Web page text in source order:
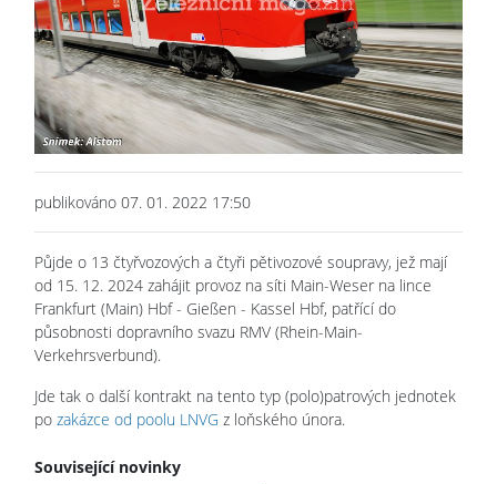
publikováno 07. 01. 2022 17:50
Půjde o 13 čtyřvozových a čtyři pětivozové soupravy, jež mají
od 15. 12. 2024 zahájit provoz na síti Main-Weser na lince
Frankfurt (Main) Hbf - Gießen - Kassel Hbf, patřící do
působnosti dopravního svazu RMV (Rhein-Main-
Verkehrsverbund).
Jde tak o další kontrakt na tento typ (polo)patrových jednotek
po zakázce od poolu LNVG z loňského února.
Související novinky